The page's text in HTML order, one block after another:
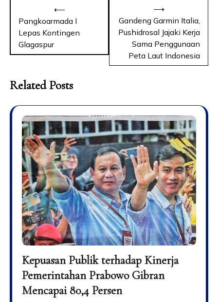
⟵
Pangkoarmada I
Lepas Kontingen
Glagaspur
Gandeng Garmin Italia,
Pushidrosal Jajaki Kerja
Sama Penggunaan
Peta Laut Indonesia
⟶
Related Posts
Kepuasan Publik terhadap Kinerja
Pemerintahan Prabowo Gibran
Mencapai 80,4 Persen